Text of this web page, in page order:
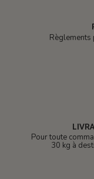
Règlements
Pour toute
30 kg à